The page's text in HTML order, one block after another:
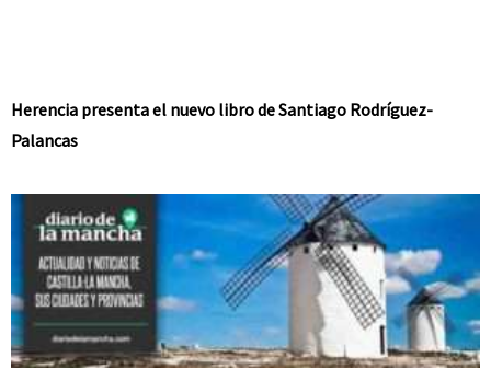
Herencia presenta el nuevo libro de Santiago Rodríguez-
Palancas